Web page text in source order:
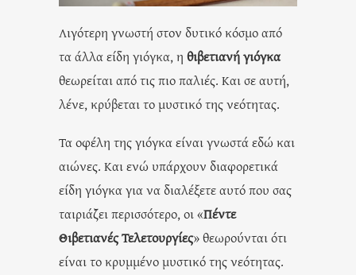
Λιγότερη γνωστή στον δυτικό κόσμο από
τα άλλα είδη γιόγκα, η θιβετιανή γιόγκα
θεωρείται από τις πιο παλιές. Και σε αυτή,
λένε, κρύβεται το μυστικό της νεότητας.
Τα οφέλη της γιόγκα είναι γνωστά εδώ και
αιώνες. Και ενώ υπάρχουν διαφορετικά
είδη γιόγκα για να διαλέξετε αυτό που σας
ταιριάζει περισσότερο, οι «Πέντε
Θιβετιανές Τελετουργίες» θεωρούνται ότι
είναι το κρυμμένο μυστικό της νεότητας.